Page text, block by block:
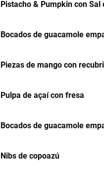
Pistacho & Pumpkin con Sal
Bocados de guacamole
Piezas de mango con
Pulpa de açaí con fresa
Bocados de guacamole
Nibs de copoazú